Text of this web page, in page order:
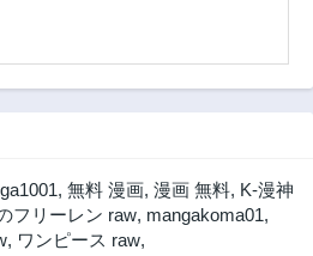
, 無料 漫画, 漫画 無料, K-漫神
フリーレン raw, mangakoma01,
, ワンピース raw,